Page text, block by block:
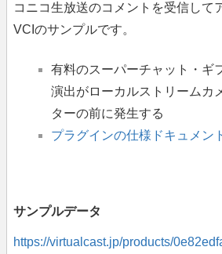
コニコ生放送のコメントを受信して
VCIのサンプルです。
有料のスーパーチャット・ギ
演出がローカルストリームカ
ターの前に発生する
プラグインの仕様ドキュメン
サンプルデータ
https://virtualcast.jp/products/